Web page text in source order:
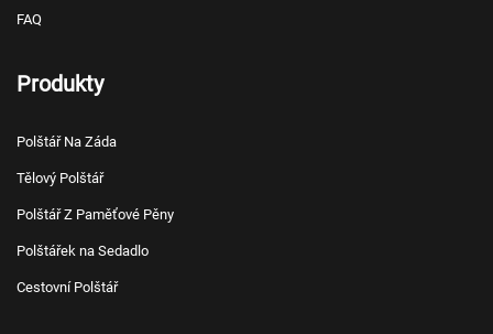
FAQ
Produkty
Polštář Na Záda
Tělový Polštář
Polštář Z Paměťové Pěny
Polštářek na Sedadlo
Cestovní Polštář